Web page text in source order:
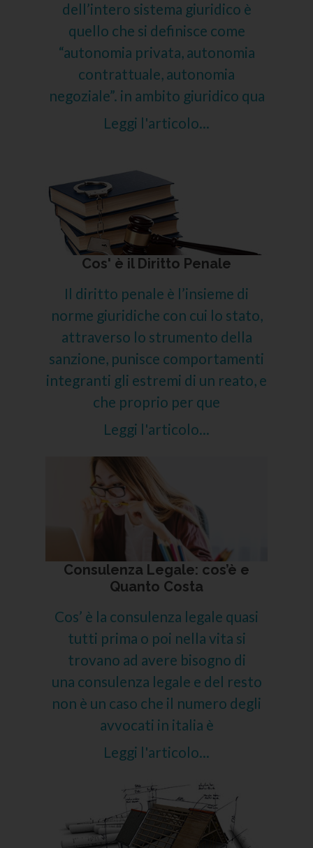
dell’intero sistema giuridico è
quello che si definisce come
“autonomia privata, autonomia
contrattuale, autonomia
negoziale”. in ambito giuridico qua
Leggi l'articolo...
Cos' è il Diritto Penale
Il diritto penale è l’insieme di
norme giuridiche con cui lo stato,
attraverso lo strumento della
sanzione, punisce comportamenti
integranti gli estremi di un reato, e
che proprio per que
Leggi l'articolo...
Consulenza Legale: cos’è e
Quanto Costa
Cos’ è la consulenza legale quasi
tutti prima o poi nella vita si
trovano ad avere bisogno di
una consulenza legale e del resto
non è un caso che il numero degli
avvocati in italia è
Leggi l'articolo...